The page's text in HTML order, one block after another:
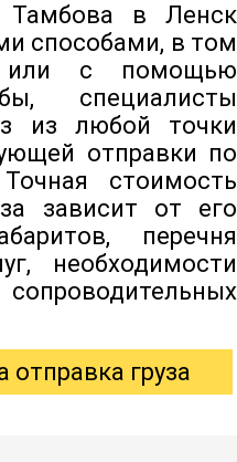
Тамбова в Ленск
способами, в том
или с помощью
специалисты
из любой точки
отправки по
стоимость
зависит от его
перечня
необходимости
груза